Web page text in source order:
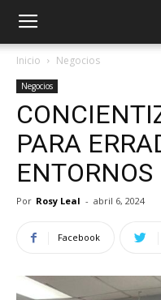
Inicio Negocios
Negocios
PARA
Por Rosy Leal - abril 6, 2024
Facebook